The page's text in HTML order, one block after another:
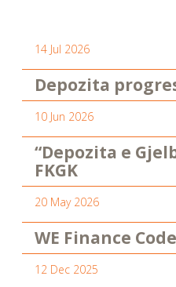
14 Jul 2026
Depozita
10 Jun 2026
“Depozita e
FKGK
20 May 2026
WE Finance Code
12 Dec 2025